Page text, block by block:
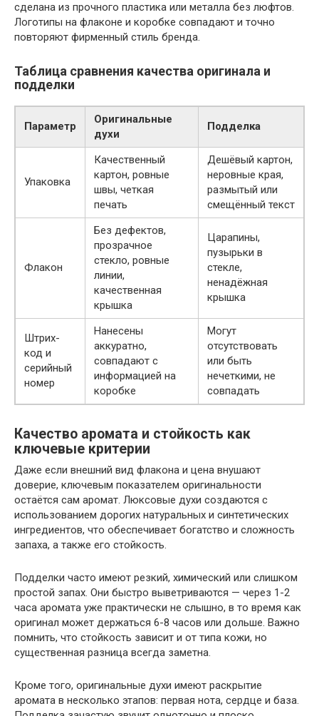
сделана из прочного пластика или металла без люфтов.
Логотипы на флаконе и коробке совпадают и точно
повторяют фирменный стиль бренда.
Таблица сравнения качества оригинала и
подделки
Параметр
Оригинальные
духи
Подделка
Упаковка
Качественный
картон, ровные
швы, четкая
печать
Дешёвый картон,
неровные края,
размытый или
смещённый текст
Флакон
Без дефектов,
прозрачное
стекло, ровные
линии,
качественная
крышка
Царапины,
пузырьки в
стекле,
ненадёжная
крышка
Штрих-
код и
серийный
номер
Нанесены
аккуратно,
совпадают с
информацией на
коробке
Могут
отсутствовать
или быть
нечеткими, не
совпадать
Качество аромата и стойкость как
ключевые критерии
Даже если внешний вид флакона и цена внушают
доверие, ключевым показателем оригинальности
остаётся сам аромат. Люксовые духи создаются с
использованием дорогих натуральных и синтетических
ингредиентов, что обеспечивает богатство и сложность
запаха, а также его стойкость.
Подделки часто имеют резкий, химический или слишком
простой запах. Они быстро выветриваются — через 1-2
часа аромата уже практически не слышно, в то время как
оригинал может держаться 6-8 часов или дольше. Важно
помнить, что стойкость зависит и от типа кожи, но
существенная разница всегда заметна.
Кроме того, оригинальные духи имеют раскрытие
аромата в несколько этапов: первая нота, сердце и база.